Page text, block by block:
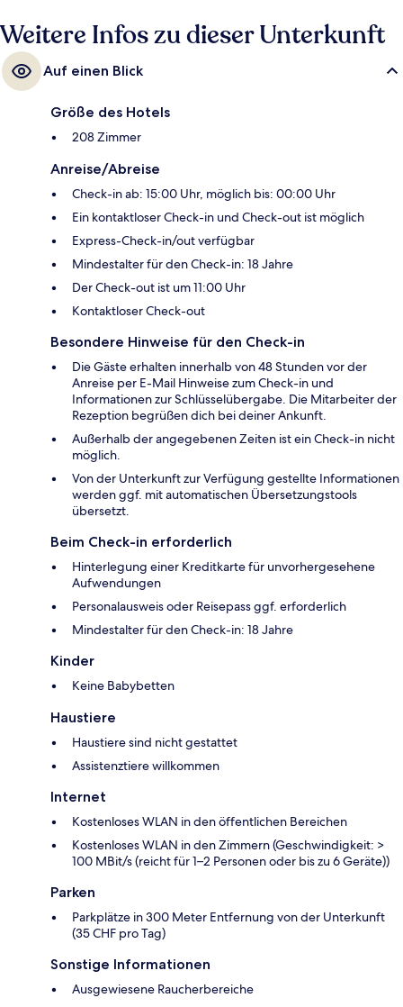
Hauptbahnhof).
Weitere Infos zu dieser Unterkunft
Auf einen Blick
Größe des Hotels
208 Zimmer
Anreise/Abreise
Check-in ab: 15:00 Uhr, möglich bis: 00:00 Uhr
Ein kontaktloser Check-in und Check-out ist möglich
Express-Check-in/out verfügbar
Mindestalter für den Check-in: 18 Jahre
Der Check-out ist um 11:00 Uhr
Kontaktloser Check-out
Besondere Hinweise für den Check-in
Die Gäste erhalten innerhalb von 48 Stunden vor der
Anreise per E-Mail Hinweise zum Check-in und
Informationen zur Schlüsselübergabe. Die Mitarbeiter der
Rezeption begrüßen dich bei deiner Ankunft.
Außerhalb der angegebenen Zeiten ist ein Check-in nicht
möglich.
Von der Unterkunft zur Verfügung gestellte Informationen
werden ggf. mit automatischen Übersetzungstools
übersetzt.
Beim Check-in erforderlich
Hinterlegung einer Kreditkarte für unvorhergesehene
Aufwendungen
Personalausweis oder Reisepass ggf. erforderlich
Mindestalter für den Check-in: 18 Jahre
Kinder
Keine Babybetten
Haustiere
Haustiere sind nicht gestattet
Assistenztiere willkommen
Internet
Kostenloses WLAN in den öffentlichen Bereichen
Kostenloses WLAN in den Zimmern (Geschwindigkeit: >
100 MBit/s (reicht für 1–2 Personen oder bis zu 6 Geräte))
Parken
Parkplätze in 300 Meter Entfernung von der Unterkunft
(35 CHF pro Tag)
Sonstige Informationen
Ausgewiesene Raucherbereiche